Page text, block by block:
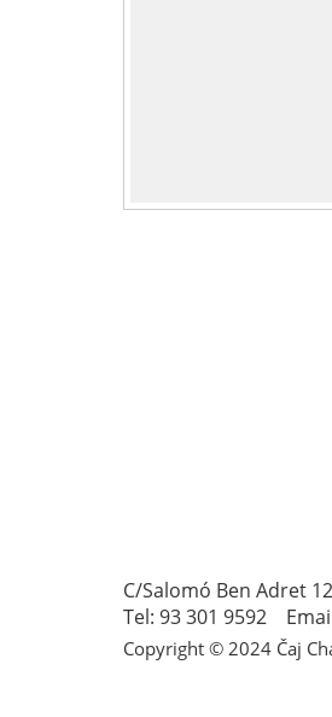
C/Salomó Ben Adret
Tel: 93 301 9592
Copyright © 2024 Čaj